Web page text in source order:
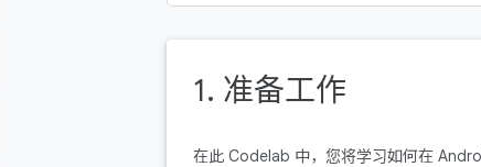
1. 准备工作
在此 Codelab 中，您将学习如何在